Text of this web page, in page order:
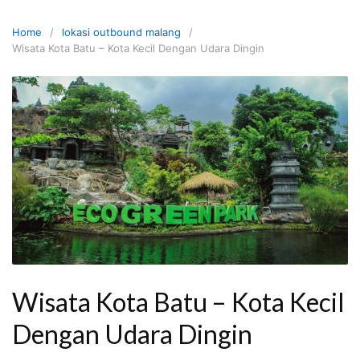
content
Home
lokasi outbound malang
Wisata Kota Batu – Kota Kecil Dengan Udara Dingin
Wisata Kota Batu – Kota Kecil
Dengan Udara Dingin